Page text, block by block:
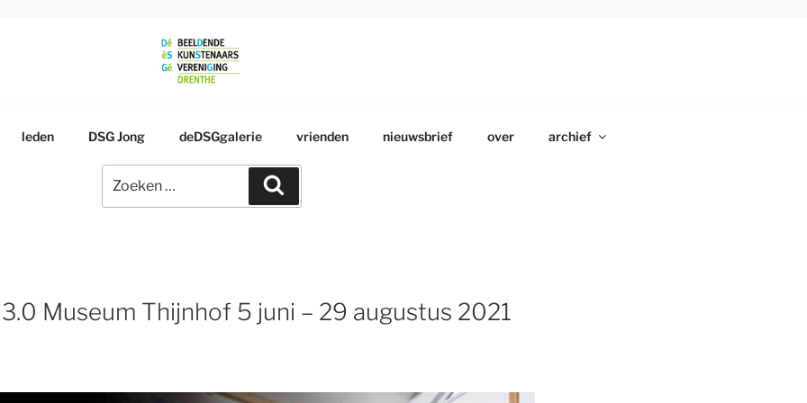
leden DSG Jong deDSGgalerie vrienden nieuwsbrief over archief
Museum Thijnhof 5 juni – 29 augustus 2021